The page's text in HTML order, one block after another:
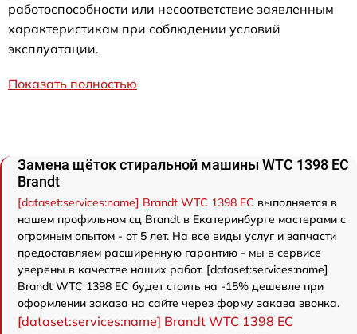
работоспособности или несоответствие заявленным
характеристикам при соблюдении условий
эксплуатации.
Показать полностью
Замена щёток стиральной машины WTC 1398 EC
Brandt
[dataset:services:name] Brandt WTC 1398 EC выполняется в
нашем профильном сц Brandt в Екатеринбурге мастерами с
огромным опытом - от 5 лет. На все виды услуг и запчасти
предоставляем расширенную гарантию - мы в сервисе
уверены в качестве наших работ. [dataset:services:name]
Brandt WTC 1398 EC будет стоить на -15% дешевле при
оформлении заказа на сайте через форму заказа звонка.
[dataset:services:name] Brandt WTC 1398 EC